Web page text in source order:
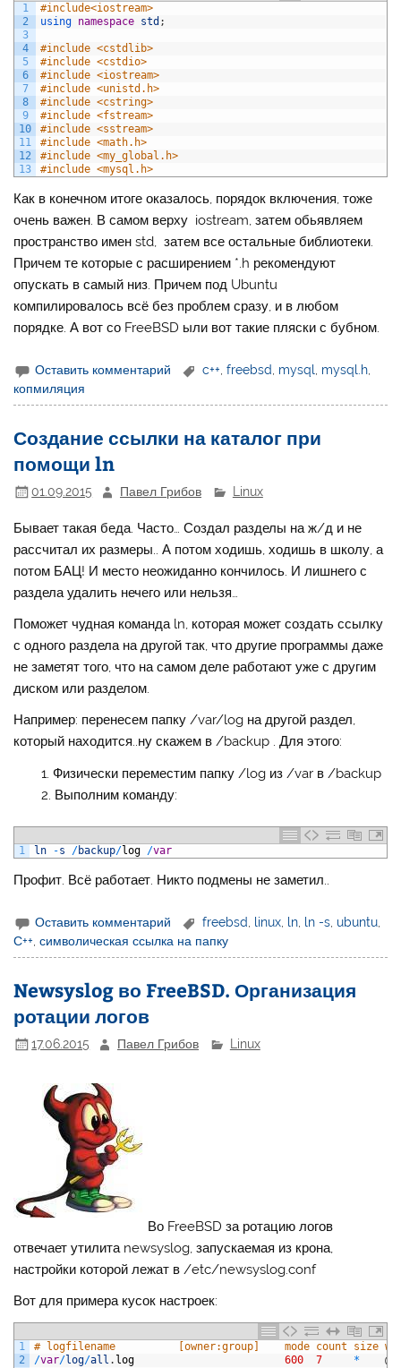
1
2
3
4
5
6
7
8
9
10
11
12
13
#include<iostream>
using namespace std ;
#include <cstdlib>
#include <cstdio>
#include <iostream>
#include <unistd.h>
#include <cstring>
#include <fstream>
#include <sstream>
#include <math.h>
#include <my_global.h>
#include <mysql.h>
Как в конечном итоге оказалось, порядок включения, тоже
очень важен. В самом верху iostream, затем обьявляем
пространство имен std, затем все остальные библиотеки.
Причем те которые с расширением *.h рекомендуют
опускать в самый низ. Причем под Ubuntu
компилировалось всё без проблем сразу, и в любом
порядке. А вот со FreeBSD ыли вот такие пляски с бубном.
Оставить комментарий c++ ,freebsd mysql mysql.h
копмиляция
Создание ссылки на каталог при
помощи ln
01.09.2015 Павел Грибов Linux
Бывает такая беда. Часто… Создал разделы на ж/д и не
рассчитал их размеры.. А потом ходишь, ходишь в школу, а
потом БАЦ! И место неожиданно кончилось. И лишнего с
раздела удалить нечего или нельзя…
Поможет чудная команда ln, которая может создать ссылку
с одного раздела на другой так, что другие программы даже
не заметят того, что на самом деле работают уже с другим
диском или разделом.
Например: перенесем папку /var/log на другой раздел,
который находится..ну скажем в /backup . Для этого:
Физически переместим папку /log из /var в /backup
Выполним команду:
1 ln -s /backup/log /var
Профит. Всё работает. Никто подмены не заметил..
Оставить комментарий freebsd linux ln ln -s ubuntu
С++ ,символическая ссылка на папку
Newsyslog во FreeBSD. Организация
ротации логов
17.06.2015 Павел Грибов Linux
Во FreeBSD за ротацию логов
отвечает утилита newsyslog, запускаемая из крона,
настройки которой лежат в /etc/newsyslog.conf
Вот для примера кусок настроек:
1
2
# logfilename          [owner:group]    mode count
/var/log/all . log 600 7 * @